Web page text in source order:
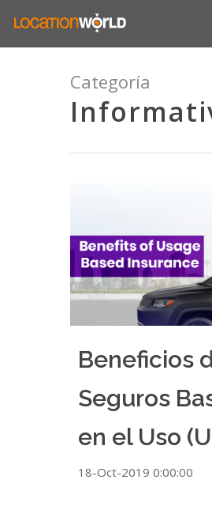
Categoría
Beneficios
Seguros
en el Uso
18-Oct-2019 0:00:00